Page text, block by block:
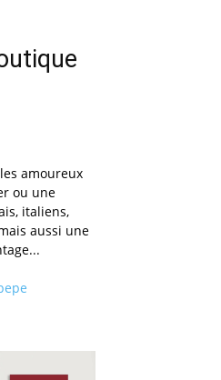
amoureux
ou une
italiens,
aussi une